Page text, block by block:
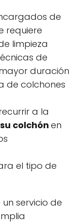
de
requiere
limpieza
de
duración
de colchones
a la
colchón en
el tipo de
servicio de